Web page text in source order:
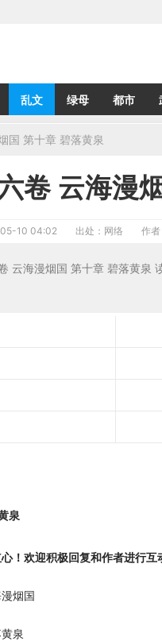
乱文 绿母 都市
国 第十章 碧落黄泉
卷 云海漫
10 04:02 出处：网络 作
云海漫烟国 第十章 碧落黄泉
泉
！欢迎积极回复和作者进行互
国